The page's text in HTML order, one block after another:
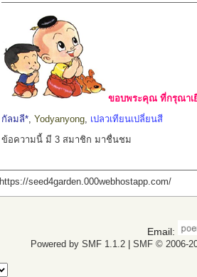
ขอบพระคุณ ที่กรุณาเ
กัลมลี*, Yodyanyong, เปลวเทียนเปลี่ยนสี
ข้อความนี้ มี 3 สมาชิก มาชื่นชม
https://seed4garden.000webhostapp.com/
Email:
Powered by SMF 1.1.2| SMF © 2006-